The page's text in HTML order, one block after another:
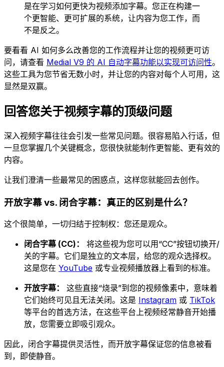
是在学习如何更快为视频添加字幕。您正在构建一
个更智能、更可扩展的系统，让内容为您工作，而
不是反之。
要看看 AI 如何多么改善您的工作流程并让您的视频更可访
问，请查看 Medial V9 的 AI 自动字幕功能以实现可访问性。
这些工具为您节省无数小时，并让您的内容对每个人可用，这
显然是双赢。
回答您关于视频字幕的顶级问题
深入视频字幕往往会引发一些常见问题。很容易陷入行话，但
一旦您掌握几个关键概念，您很快就能制作更智能、更有效的
内容。
让我们澄清一些最常见的困惑点，这样您就能回去创作。
开放字幕 vs. 闭合字幕：真正的区别是什么？
这个很简单，一切归结于控制权：您还是观众。
闭合字幕 (CC)：
将这些视为您可以用“CC”按钮切换开/
关的字幕。它们是独立的文本层，给您的观众选择权。
这是您在 YouTube 或专业视频播放器上看到的标准。
开放字幕：
这些直接“烧录”到您的视频像素中，意味着
它们始终可见且无法关闭。这是 Instagram 或 TikTok
等平台的首选方法，在这些平台上视频经常静音开始播
放，您需要立即吸引观众。
因此，闭合字幕提供灵活性，而开放字幕保证您的信息被看
到，即使静音。